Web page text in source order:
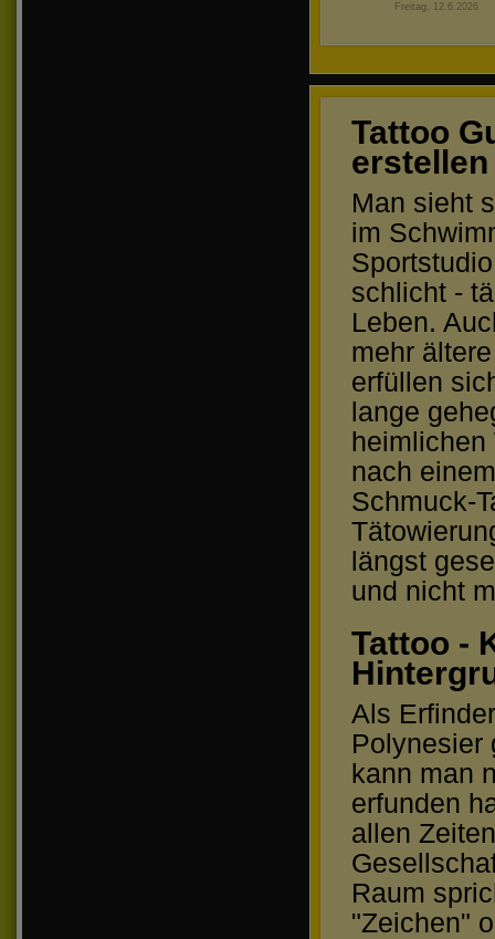
Freitag, 12.6.2026
Tattoo
erstellen
Man sieht
im
schlicht -
Leben.
mehr
erfüllen
lange
heimlichen
nach
Schmuck-
längst
und nicht
Tattoo -
Als
Polynesier
kann man
erfunden
allen
Raum
"Zeichen"